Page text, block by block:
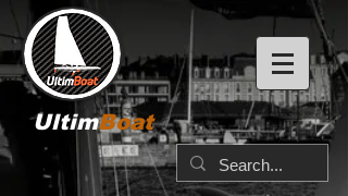
UltimBoat